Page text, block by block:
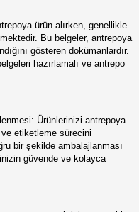
ürün alırken, genellikle
Bu belgeler, antrepoya
gösteren dokümanlardır.
hazırlamalı ve antrepo
Ürünlerinizi antrepoya
etiketleme sürecini
bir şekilde ambalajlanması
güvende ve kolayca